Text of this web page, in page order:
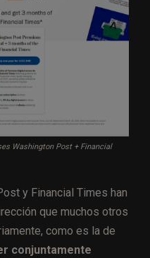
Washington Post + Financial
y Financial Times han
que muchos otros
como es la de
conjuntamente